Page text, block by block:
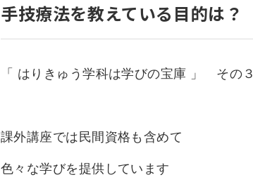
手技療法を教えている目的は？
「 はりきゅう学科は学びの宝庫 」 その３
課外講座では民間資格も含めて
色々な学びを提供しています